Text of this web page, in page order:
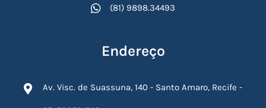
(81) 9898.34493
Endereço
Av. Visc. de Suassuna, 140 - Santo Amaro, Recife -